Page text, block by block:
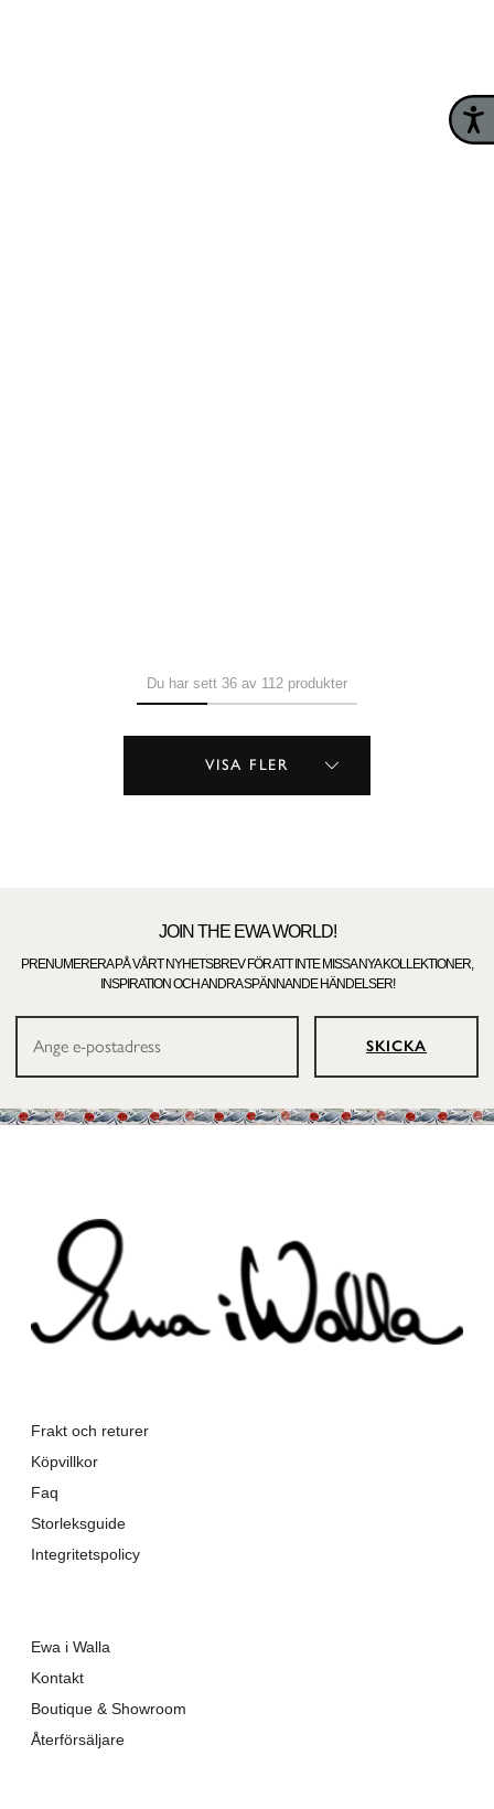
Du har sett 36 av 112 produkter
VISA FLER
JOIN THE EWA WORLD!
PRENUMERERA PÅ VÅRT NYHETSBREV FÖR ATT INTE MISSA NYA KOLLEKTIONER,
INSPIRATION OCH ANDRA SPÄNNANDE HÄNDELSER!
SKICKA
Frakt och returer
Köpvillkor
Faq
Storleksguide
Integritetspolicy
Ewa i Walla
Kontakt
Boutique & Showroom
Återförsäljare